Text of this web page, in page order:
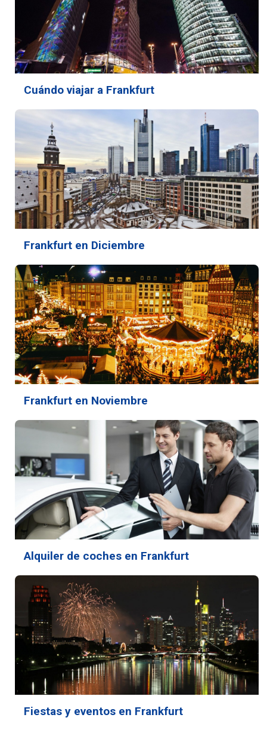
Cuándo viajar a Frankfurt
Frankfurt en Diciembre
Frankfurt en Noviembre
Alquiler de coches en Frankfurt
Fiestas y eventos en Frankfurt